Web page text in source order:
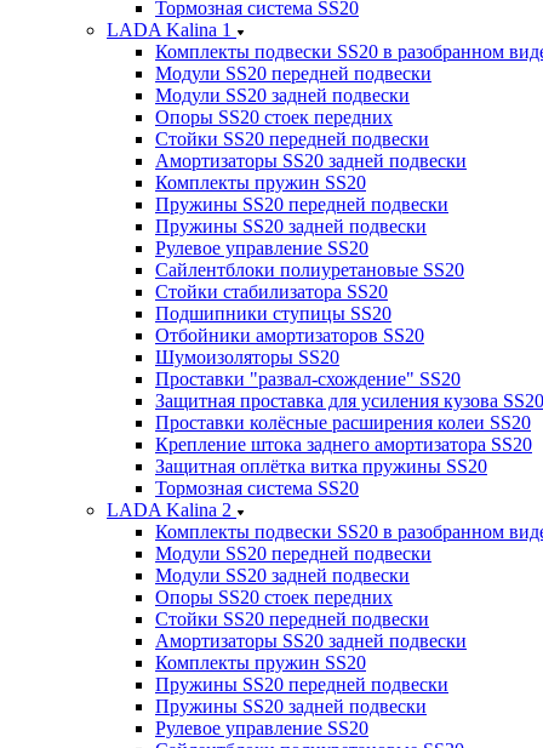
Тормозная система SS20
LADA Kalina 1
Комплекты подвески SS20 в разобранном
Модули SS20 передней подвески
Модули SS20 задней подвески
Опоры SS20 стоек передних
Стойки SS20 передней подвески
Амортизаторы SS20 задней подвески
Комплекты пружин SS20
Пружины SS20 передней подвески
Пружины SS20 задней подвески
Рулевое управление SS20
Сайлентблоки полиуретановые SS20
Стойки стабилизатора SS20
Подшипники ступицы SS20
Отбойники амортизаторов SS20
Шумоизоляторы SS20
Проставки "развал-схождение" SS20
Защитная проставка для усиления кузова SS20
Проставки колёсные расширения колеи SS20
Крепление штока заднего амортизатора SS20
Защитная оплётка витка пружины SS20
Тормозная система SS20
LADA Kalina 2
Комплекты подвески SS20 в разобранном
Модули SS20 передней подвески
Модули SS20 задней подвески
Опоры SS20 стоек передних
Стойки SS20 передней подвески
Амортизаторы SS20 задней подвески
Комплекты пружин SS20
Пружины SS20 передней подвески
Пружины SS20 задней подвески
Рулевое управление SS20